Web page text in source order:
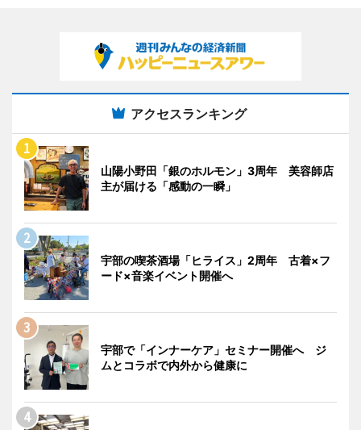
アクセスランキング
山陽小野田「銀のホルモン」3周年 美容師店
主が届ける「感動の一瞬」
宇部の喫茶酒場「ヒライス」2周年 古着×フ
ード×音楽イベント開催へ
宇部で「インナーケア」セミナー開催へ ジ
ムとコラボで内外から健康に